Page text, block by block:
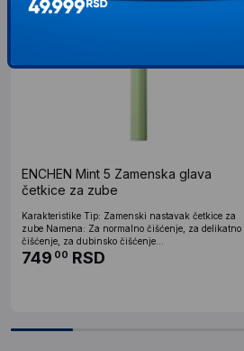
ENCHEN Mint 5 Zamenska glava
četkice za zube
Karakteristike Tip: Zamenski nastavak četkice za
zube Namena: Za normalno čišćenje, za delikatno
čišćenje, za dubinsko čišćenje...
749 00 RSD